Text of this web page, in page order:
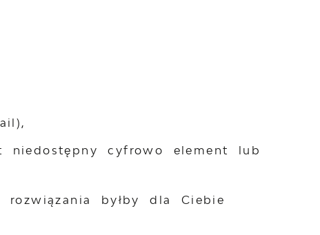
niedostępny cyfrowo element lub
byłby dla Ciebie